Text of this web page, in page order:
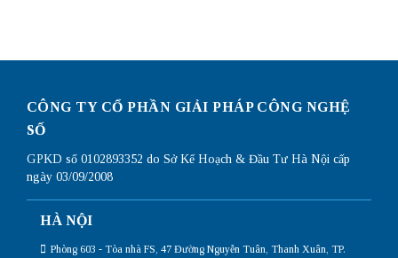
CÔNG TY CỔ PHẦN GIẢI PHÁP CÔNG NGHỆ
SỐ
GPKD số 0102893352 do Sở Kế Hoạch & Đầu Tư Hà Nội cấp
ngày 03/09/2008
HÀ NỘI
Phòng 603 - Tòa nhà FS, 47 Đường Nguyễn Tuân, Thanh Xuân, TP.